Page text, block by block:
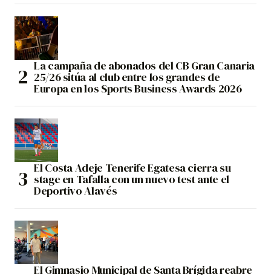
La campaña de abonados del CB Gran Canaria
25/26 sitúa al club entre los grandes de
Europa en los Sports Business Awards 2026
El Costa Adeje Tenerife Egatesa cierra su
stage en Tafalla con un nuevo test ante el
Deportivo Alavés
El Gimnasio Municipal de Santa Brígida reabre